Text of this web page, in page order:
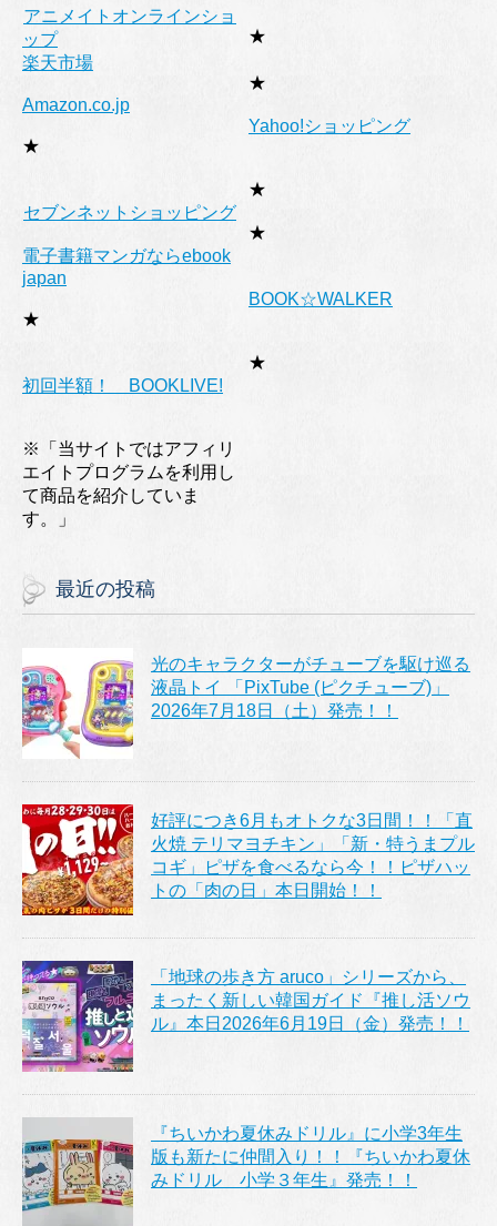
アニメイトオンラインショ
ップ
★
楽天市場
★
Amazon.co.jp
★
Yahoo!ショッピング
★
セブンネットショッピング
★
電子書籍マンガならebook
japan
★
BOOK☆WALKER
★
初回半額！ BOOKLIVE!
※「当サイトではアフィリ
エイトプログラムを利用し
て商品を紹介していま
す。」
最近の投稿
光のキャラクターがチューブを駆け巡る
液晶トイ 「PixTube (ピクチューブ)」
2026年7月18日（土）発売！！
好評につき6月もオトクな3日間！！「直
火焼 テリマヨチキン」「新・特うまプル
コギ」ピザを食べるなら今！！ピザハッ
トの「肉の日」本日開始！！
「地球の歩き方 aruco」シリーズから、
まったく新しい韓国ガイド『推し活ソウ
ル』本日2026年6月19日（金）発売！！
『ちいかわ夏休みドリル』に小学3年生
版も新たに仲間入り！！『ちいかわ夏休
みドリル 小学３年生』発売！！